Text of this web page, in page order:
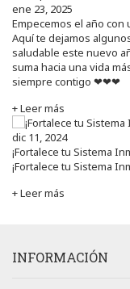
ene 23, 2025
Empecemos el año
Aquí te dejamos
saludable este nuevo
suma hacia una vida
siempre contigo ❤❤❤
+ Leer más
dic 11, 2024
¡Fortalece tu Sistema
¡Fortalece tu Sistema
+ Leer más
INFORMACIÓN